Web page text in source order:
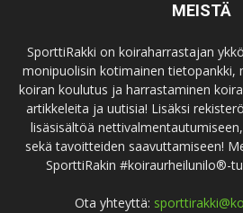
MEISTÄ
SporttiRakki on koiraharrastajan
monipuolisin kotimainen tietopankki,
koiran koulutus ja harrastaminen
artikkeleita ja uutisia! Lisäksi
lisäsisältöä
sekä tavoitteiden saavuttamiseen!
SporttiRakin #koiraurheilunilo®-
Ota yhteyttä: